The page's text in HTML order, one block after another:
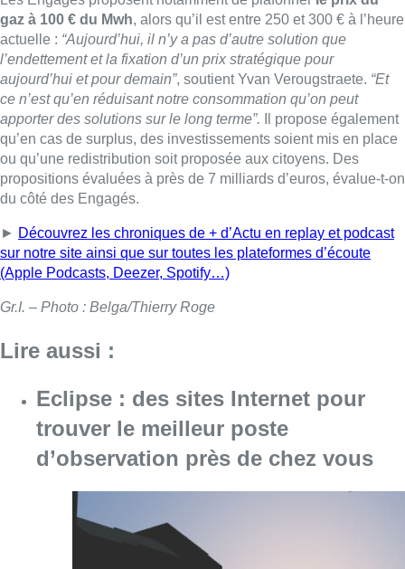
sur notre site ainsi que sur toutes les plateformes d’écoute
(Apple Podcasts, Deezer, Spotify…)
Gr.I. – Photo : Belga/Thierry Roge
Lire aussi :
Eclipse : des sites Internet pour
trouver le meilleur poste
d’observation près de chez vous
Consulter l'article "Eclipse : des sites